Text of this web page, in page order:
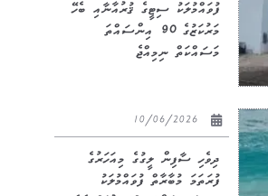
ފުވައްމުލަކު ސިޓީގެ ޤުރުއާނާއި ބެހޭ
މަރުކަޒުގެ 90 އިންސައްތަ
މަސައްކަތް ނިމިއްޖެ
ދިވެހި ސާފިން ލީގުގެ މިއަހަރުގެ
ފުރަތަމަ މުބާރާތް ފުވައްމުލަކު